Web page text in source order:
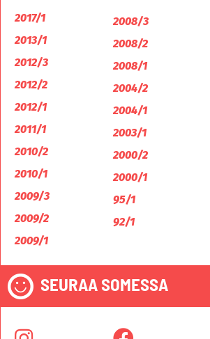
2017/1
2013/1
2012/3
2012/2
2012/1
2011/1
2010/2
2010/1
2009/3
2009/2
2009/1
2008/3
2008/2
2008/1
2004/2
2004/1
2003/1
2000/2
2000/1
95/1
92/1
SEURAA SOMESSA